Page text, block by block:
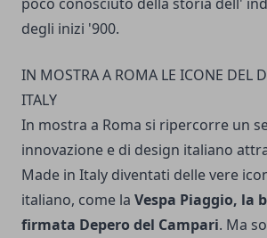
degli inizi '900.
IN MOSTRA A ROMA LE ICONE DEL
ITALY
In mostra a Roma si ripercorre un
innovazione e di design italiano
Made in Italy diventati delle vere
italiano, come la Vespa Piaggio, la
firmata Depero del Campari. Ma